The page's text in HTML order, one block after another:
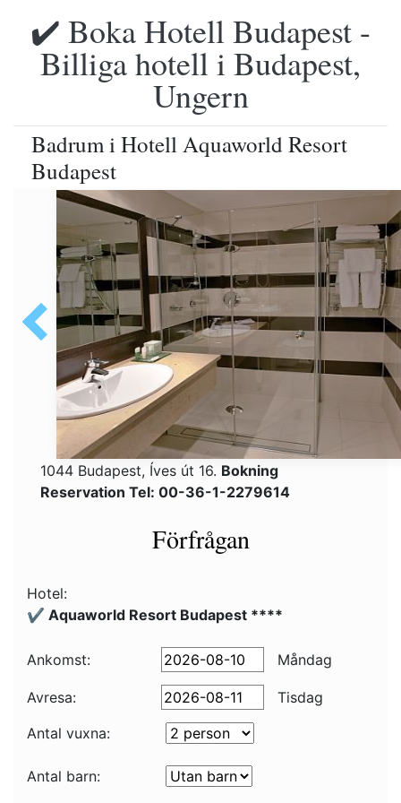
✔️ Boka Hotell Budapest -
Billiga hotell i Budapest,
Ungern
Badrum i Hotell Aquaworld Resort
Budapest
1044 Budapest, Íves út 16. Bokning
Reservation Tel: 00-36-1-2279614
Förfrågan
Hotel:
✔️ Aquaworld Resort Budapest ****
Ankomst: Måndag
Avresa:
Tisdag
Antal vuxna:
Antal barn: